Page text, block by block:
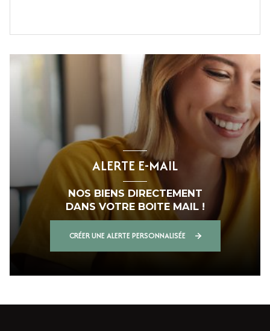
ALERTE E-MAIL
NOS BIENS DIRECTEMENT
DANS VOTRE BOITE MAIL !
CRÉER UNE ALERTE PERSONNALISÉE